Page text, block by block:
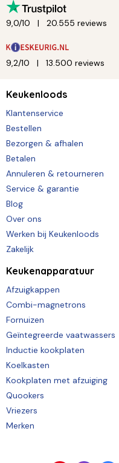
9,0/10 20.555 reviews
9,2/10 13.500 reviews
Keukenloods
Klantenservice
Bestellen
Bezorgen & afhalen
Betalen
Annuleren & retourneren
Service & garantie
Blog
Over ons
Werken bij Keukenloods
Zakelijk
Keukenapparatuur
Afzuigkappen
Combi-magnetrons
Fornuizen
Geïntegreerde vaatwassers
Inductie kookplaten
Koelkasten
Kookplaten met afzuiging
Quookers
Vriezers
Merken